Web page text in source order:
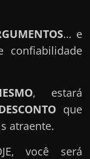
… e
confiabilidade
, estará
que
atraente.
você será